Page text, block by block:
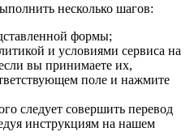
несколько шагов:
формы;
и условиями сервиса на
вы принимаете их,
поле и нажмите
следует совершить перевод
инструкциям на нашем